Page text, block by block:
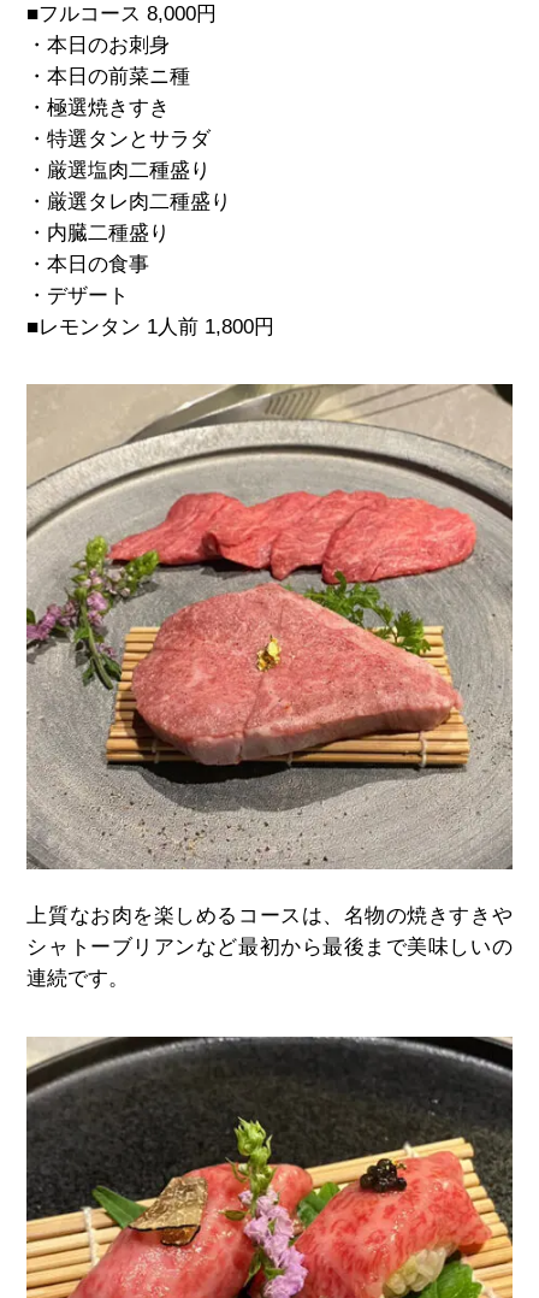
■フルコース 8,000円
・本日のお刺身
・本日の前菜ニ種
・極選焼きすき
・特選タンとサラダ
・厳選塩肉二種盛り
・厳選タレ肉二種盛り
・内臓二種盛り
・本日の食事
・デザート
■レモンタン 1人前 1,800円
上質なお肉を楽しめるコースは、名物の焼きすきや
シャトーブリアンなど最初から最後まで美味しいの
連続です。